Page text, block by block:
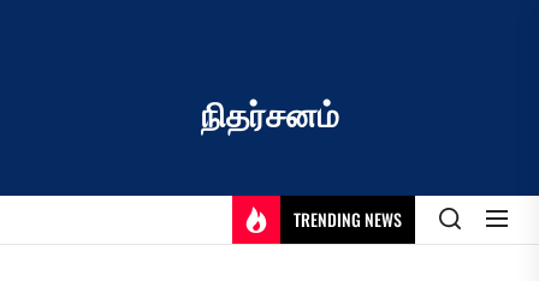
நிதர்சனம்
TRENDING NEWS